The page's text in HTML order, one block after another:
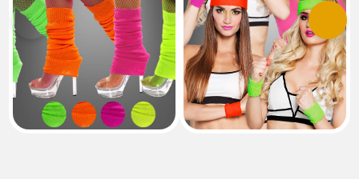
Vorherige